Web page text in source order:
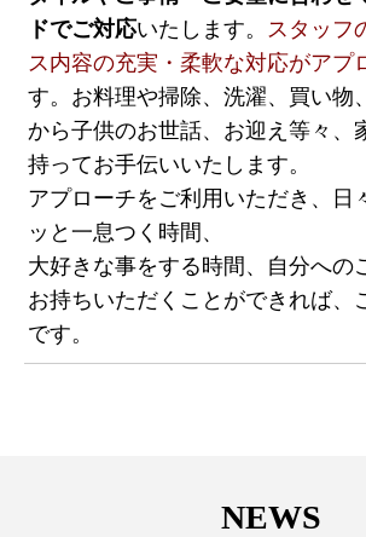
ドでご対応いたします。
スタッフ
ス内容の充実・柔軟な対応がアプ
す。お料理や掃除、洗濯、買い物
から子供のお世話、お迎え等々、
持ってお手伝いいたします。
アプローチをご利用いただき、日
ッと一息つく時間、
大好きな事をする時間、自分への
お持ちいただくことができれば、
です。
NEWS